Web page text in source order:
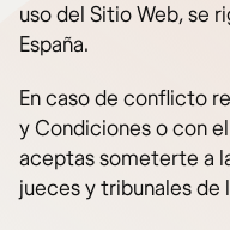
uso del Sitio Web, se
España.
En caso de conflicto
y Condiciones o con
aceptas someterte a
jueces y tribunales de